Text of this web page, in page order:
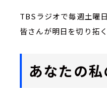
TBSラジオで毎週土曜
皆さんが明日を切り拓
あなたの